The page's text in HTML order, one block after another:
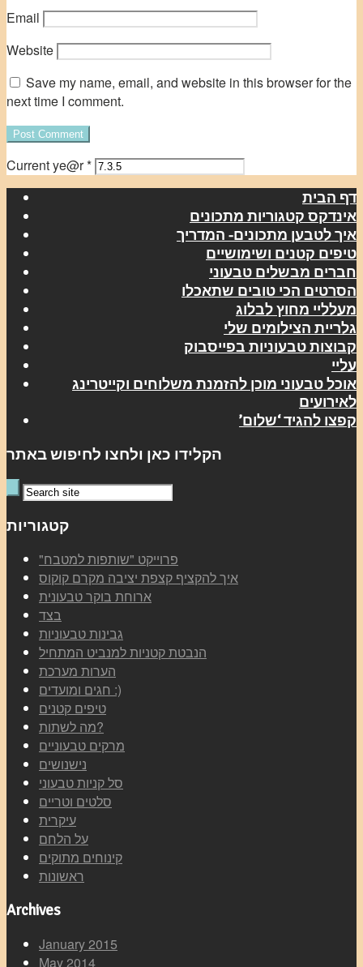
Email
Website
Save my name, email, and website in this browser for the
next time I comment.
Current ye@r*
דף הבית
אינדקס קטגוריות מתכונים
איך לטבען מתכונים- המדריך
טיפים קטנים ושימושיים
חברים מבשלים טבעוני
הסרטים הכי טובים שתאכלו
מעלליי מחוץ לבלוג
גלריית הצילומים שלי
קבוצות טבעוניות בפייסבוק
עליי
אוכל טבעוני מוכן להזמנת משלוחים וקייטרינג
לאירועים
קפצו להגיד ‘שלום’
הקלידו כאן ולחצו לחיפוש באתר
קטגוריות
"פרוייקט "שותפות למטבח
איך להקציף קצפת יציבה מקרם קוקוס
ארוחת בוקר טבעונית
בצד
גבינות טבעוניות
הנבטת קטניות למנביט המתחיל
הערות מערכת
חגים ומועדים :)
טיפים קטנים
מה לשתות?
מרקים טבעוניים
נישנושים
סל קניות טבעוני
סלטים וטריים
עיקרית
על הלחם
קינוחים מתוקים
ראשונות
Archives
January 2015
May 2014